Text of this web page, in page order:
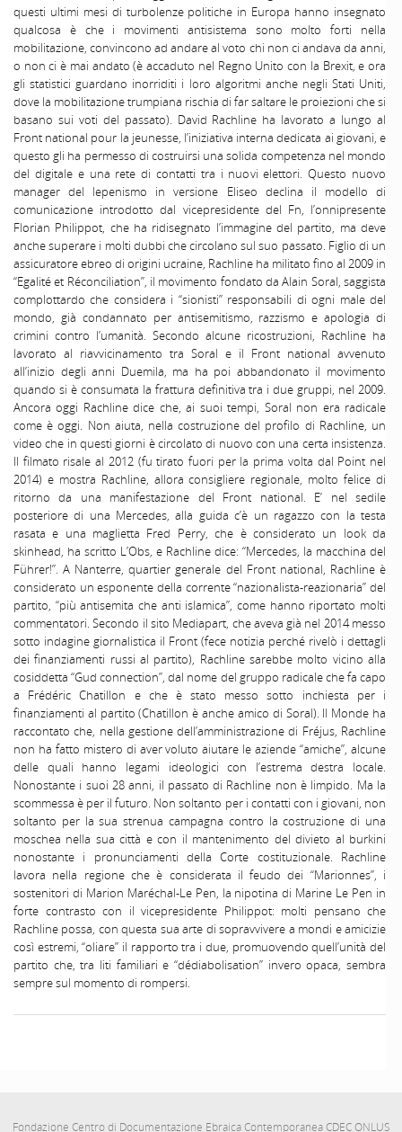
questi ultimi mesi di turbolenze politiche in Europa hanno insegnato
qualcosa è che i movimenti antisistema sono molto forti nella
mobilitazione, convincono ad andare al voto chi non ci andava da anni,
o non ci è mai andato (è accaduto nel Regno Unito con la Brexit, e ora
gli statistici guardano inorriditi i loro algoritmi anche negli Stati Uniti,
dove la mobilitazione trumpiana rischia di far saltare le proiezioni che si
basano sui voti del passato). David Rachline ha lavorato a lungo al
Front national pour la jeunesse, l’iniziativa interna dedicata ai giovani, e
questo gli ha permesso di costruirsi una solida competenza nel mondo
del digitale e una rete di contatti tra i nuovi elettori. Questo nuovo
manager del lepenismo in versione Eliseo declina il modello di
comunicazione introdotto dal vicepresidente del Fn, l’onnipresente
Florian Philippot, che ha ridisegnato l’immagine del partito, ma deve
anche superare i molti dubbi che circolano sul suo passato. Figlio di un
assicuratore ebreo di origini ucraine, Rachline ha militato fino al 2009 in
“Egalité et Réconciliation”, il movimento fondato da Alain Soral, saggista
complottardo che considera i “sionisti” responsabili di ogni male del
mondo, già condannato per antisemitismo, razzismo e apologia di
crimini contro l’umanità. Secondo alcune ricostruzioni, Rachline ha
lavorato al riavvicinamento tra Soral e il Front national avvenuto
all’inizio degli anni Duemila, ma ha poi abbandonato il movimento
quando si è consumata la frattura definitiva tra i due gruppi, nel 2009.
Ancora oggi Rachline dice che, ai suoi tempi, Soral non era radicale
come è oggi. Non aiuta, nella costruzione del profilo di Rachline, un
video che in questi giorni è circolato di nuovo con una certa insistenza.
Il filmato risale al 2012 (fu tirato fuori per la prima volta dal Point nel
2014) e mostra Rachline, allora consigliere regionale, molto felice di
ritorno da una manifestazione del Front national. E’ nel sedile
posteriore di una Mercedes, alla guida c’è un ragazzo con la testa
rasata e una maglietta Fred Perry, che è considerato un look da
skinhead, ha scritto L’Obs, e Rachline dice: “Mercedes, la macchina del
Führer!”. A Nanterre, quartier generale del Front national, Rachline è
considerato un esponente della corrente “nazionalista-reazionaria” del
partito, “più antisemita che anti islamica”, come hanno riportato molti
commentatori. Secondo il sito Mediapart, che aveva già nel 2014 messo
sotto indagine giornalistica il Front (fece notizia perché rivelò i dettagli
dei finanziamenti russi al partito), Rachline sarebbe molto vicino alla
cosiddetta “Gud connection”, dal nome del gruppo radicale che fa capo
a Frédéric Chatillon e che è stato messo sotto inchiesta per i
finanziamenti al partito (Chatillon è anche amico di Soral). Il Monde ha
raccontato che, nella gestione dell’amministrazione di Fréjus, Rachline
non ha fatto mistero di aver voluto aiutare le aziende “amiche”, alcune
delle quali hanno legami ideologici con l’estrema destra locale.
Nonostante i suoi 28 anni, il passato di Rachline non è limpido. Ma la
scommessa è per il futuro. Non soltanto per i contatti con i giovani, non
soltanto per la sua strenua campagna contro la costruzione di una
moschea nella sua città e con il mantenimento del divieto al burkini
nonostante i pronunciamenti della Corte costituzionale. Rachline
lavora nella regione che è considerata il feudo dei “Marionnes”, i
sostenitori di Marion Maréchal-Le Pen, la nipotina di Marine Le Pen in
forte contrasto con il vicepresidente Philippot: molti pensano che
Rachline possa, con questa sua arte di sopravvivere a mondi e amicizie
così estremi, “oliare” il rapporto tra i due, promuovendo quell’unità del
partito che, tra liti familiari e “dédiabolisation” invero opaca, sembra
sempre sul momento di rompersi.
Fondazione Centro di Documentazione Ebraica Contemporanea CDEC ONLUS